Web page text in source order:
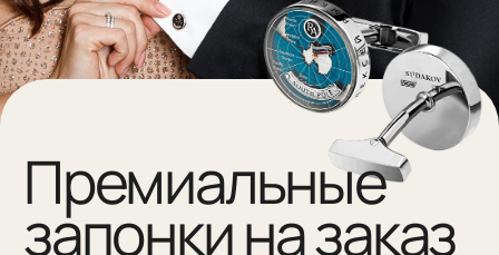
Премиальные
запонки на заказ
с эскизом
Создадим индивидуальный дизайн под подарок,
стиль или личную идею.
Подберем модель, покажем эскиз и согласуем всё
до производства.